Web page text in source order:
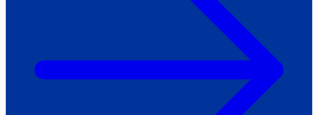
Молодіжний челендж «Жестова
мова для мене – це…»
Репортажі спеціальних та
інклюзивних начальних закладів
України
Як приклад стійкості спільноти
Говоримо коротко про наболіле